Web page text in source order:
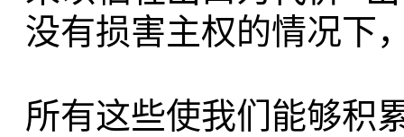
没有损害主权的情况下
所有这些使我们能够积